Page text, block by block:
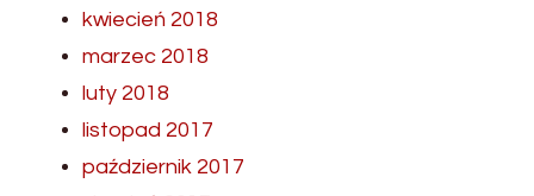
kwiecień 2018
marzec 2018
luty 2018
listopad 2017
październik 2017